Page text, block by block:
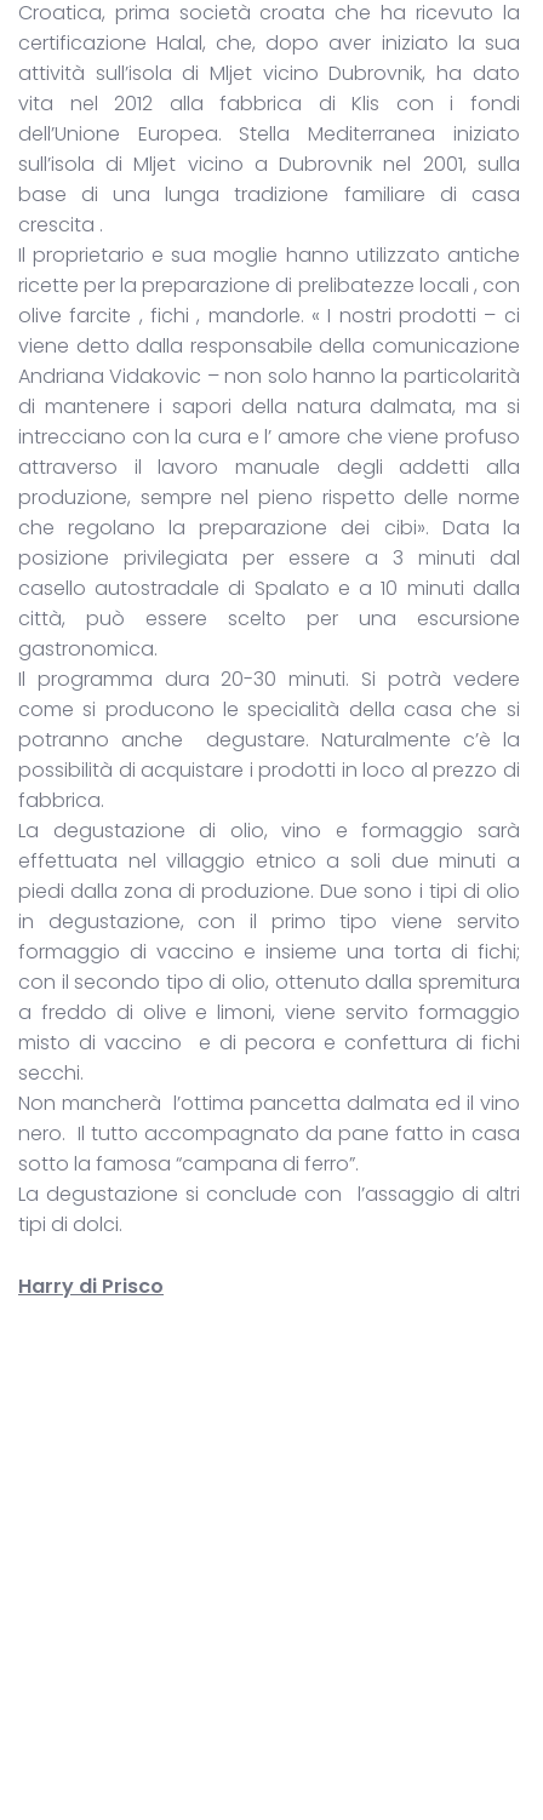
Croatica, prima società croata che ha ricevuto la
certificazione Halal, che, dopo aver iniziato la sua
attività sull’isola di Mljet vicino Dubrovnik, ha dato
vita nel 2012 alla fabbrica di Klis con i fondi
dell’Unione Europea. Stella Mediterranea iniziato
sull’isola di Mljet vicino a Dubrovnik nel 2001, sulla
base di una lunga tradizione familiare di casa
crescita .
Il proprietario e sua moglie hanno utilizzato antiche
ricette per la preparazione di prelibatezze locali , con
olive farcite , fichi , mandorle. « I nostri prodotti – ci
viene detto dalla responsabile della comunicazione
Andriana Vidakovic – non solo hanno la particolarità
di mantenere i sapori della natura dalmata, ma si
intrecciano con la cura e l’ amore che viene profuso
attraverso il lavoro manuale degli addetti alla
produzione, sempre nel pieno rispetto delle norme
che regolano la preparazione dei cibi». Data la
posizione privilegiata per essere a 3 minuti dal
casello autostradale di Spalato e a 10 minuti dalla
città, può essere scelto per una escursione
gastronomica.
Il programma dura 20-30 minuti. Si potrà vedere
come si producono le specialità della casa che si
potranno anche degustare. Naturalmente c’è la
possibilità di acquistare i prodotti in loco al prezzo di
fabbrica.
La degustazione di olio, vino e formaggio sarà
effettuata nel villaggio etnico a soli due minuti a
piedi dalla zona di produzione. Due sono i tipi di olio
in degustazione, con il primo tipo viene servito
formaggio di vaccino e insieme una torta di fichi;
con il secondo tipo di olio, ottenuto dalla spremitura
a freddo di olive e limoni, viene servito formaggio
misto di vaccino e di pecora e confettura di fichi
secchi.
Non mancherà l’ottima pancetta dalmata ed il vino
nero. Il tutto accompagnato da pane fatto in casa
sotto la famosa “campana di ferro”.
La degustazione si conclude con l’assaggio di altri
tipi di dolci.
Harry di Prisco